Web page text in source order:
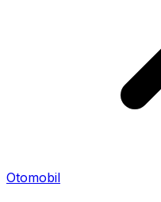
Otomobil